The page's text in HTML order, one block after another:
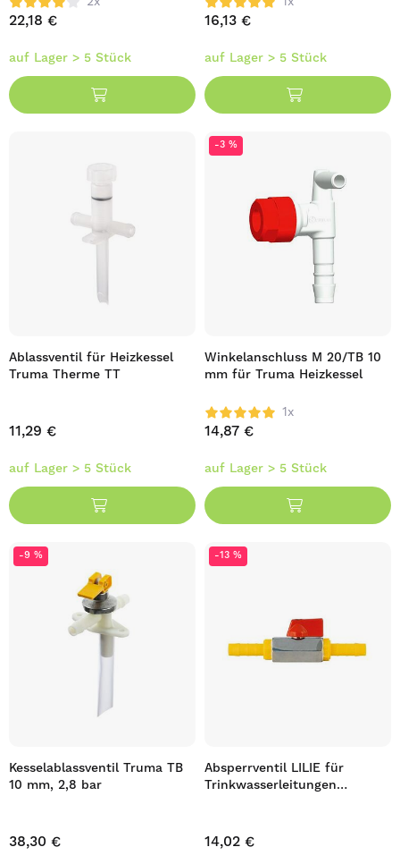
22,18 €
auf Lager > 5 Stück
16,13 €
auf Lager > 5 Stück
Ablassventil für Heizkessel
Truma Therme TT
11,29 €
auf Lager > 5 Stück
-3 %
Winkelanschluss M 20/TB 10
mm für Truma Heizkessel
1x
14,87 €
auf Lager > 5 Stück
-9 %
Kesselablassventil Truma TB
10 mm, 2,8 bar
38,30 €
-13 %
Absperrventil LILIE für
Trinkwasserleitungen
14,02 €